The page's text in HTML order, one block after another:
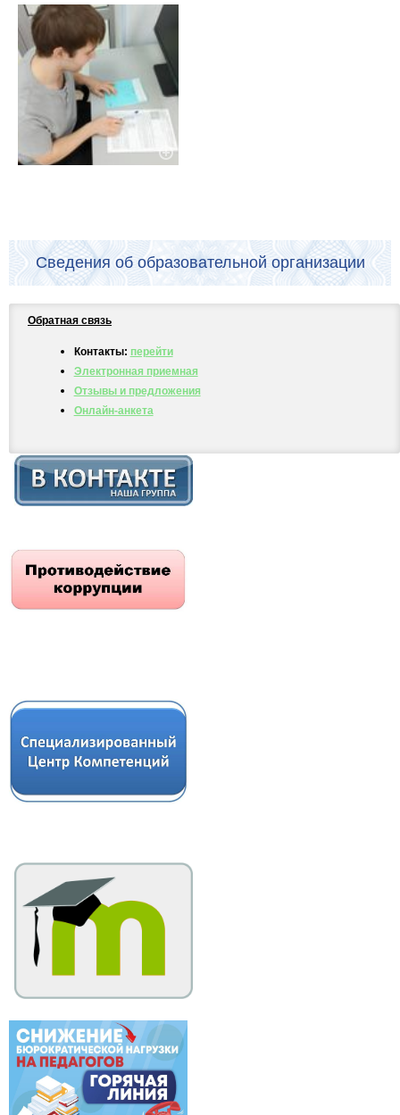
Сведения об образовательной организации
Обратная связь
Контакты: перейти
Электронная приемная
Отзывы и предложения
Онлайн-анкета